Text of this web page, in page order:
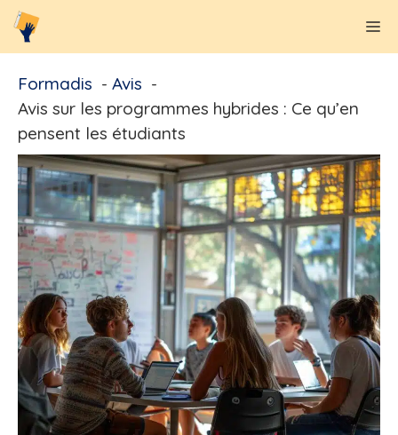
Aller
au
Formadis
Avis
Avis sur les programmes hybrides : Ce qu’en
pensent les étudiants